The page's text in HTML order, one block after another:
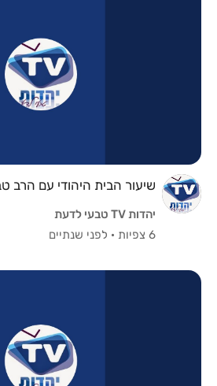
שיעור הבית היהודי עם הרב טברדוביץ -
יהדות TV טבעי לדעת
6 צפיות
· לפני שנתיים